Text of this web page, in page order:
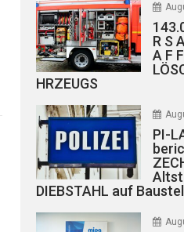
R S
A F
HRZEUGS
PI-
DIEBSTAHL auf